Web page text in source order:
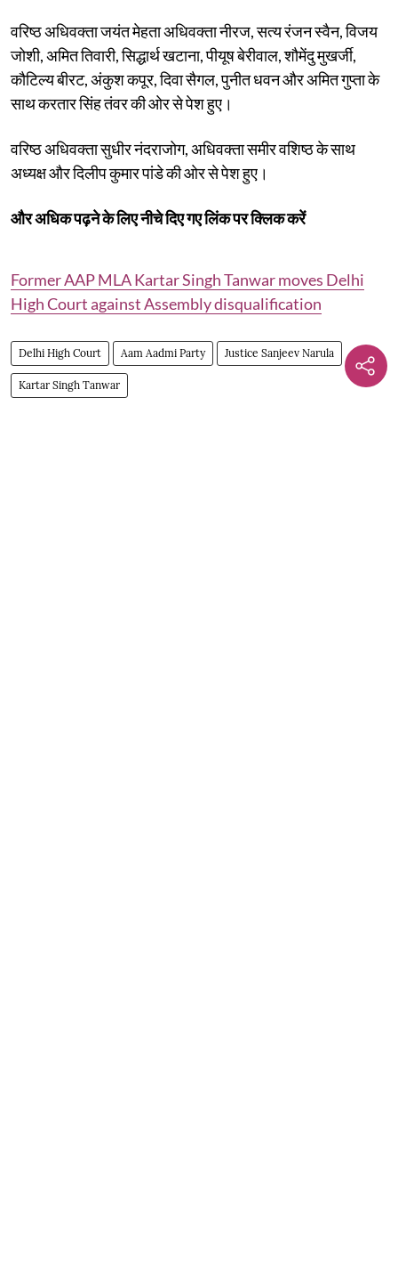
वरिष्ठ अधिवक्ता जयंत मेहता अधिवक्ता नीरज, सत्य रंजन स्वैन, विजय
जोशी, अमित तिवारी, सिद्धार्थ खटाना, पीयूष बेरीवाल, शौमेंदु मुखर्जी,
कौटिल्य बीरट, अंकुश कपूर, दिवा सैगल, पुनीत धवन और अमित गुप्ता के
साथ करतार सिंह तंवर की ओर से पेश हुए।
वरिष्ठ अधिवक्ता सुधीर नंदराजोग, अधिवक्ता समीर वशिष्ठ के साथ
अध्यक्ष और दिलीप कुमार पांडे की ओर से पेश हुए।
और अधिक पढ़ने के लिए नीचे दिए गए लिंक पर क्लिक करें
Former AAP MLA Kartar Singh Tanwar moves Delhi
High Court against Assembly disqualification
Delhi High Court Aam Aadmi Party Justice Sanjeev Narula
Kartar Singh Tanwar